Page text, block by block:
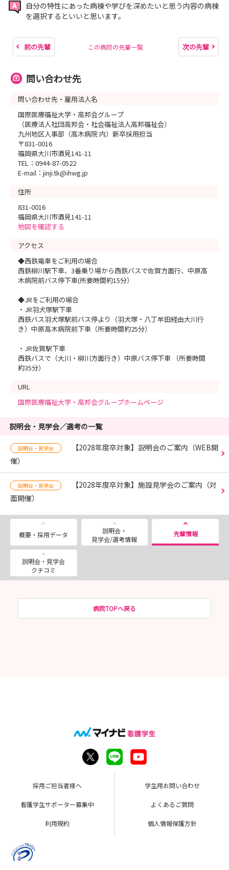
自分の特性にあった病棟や学びを深めたいと思う内容の病棟
を選択するといいと思います。
前の先輩 この病院の先輩一覧 次の先輩
問い合わせ先
問い合わせ先・雇用法人名
国際医療福祉大学・高邦会グループ
（医療法人社団高邦会・社会福祉法人高邦福祉会）
九州地区人事部（高木病院 内）新卒採用担当
〒831-0016
福岡県大川市酒見141-11
TEL：0944-87-0522
E-mail：jinji.tk@ihwg.jp
住所
831-0016
福岡県大川市酒見141-11
地図を確認する
アクセス
◆西鉄電車をご利用の場合
西鉄柳川駅下車、3番乗り場から西鉄バスで佐賀方面行、中原高
木病院前バス停下車(所要時間約15分）
◆JRをご利用の場合
・JR羽犬塚駅下車
西鉄バス羽犬塚駅前バス停より（羽犬塚・八丁牟田経由大川行
き）中原高木病院前下車（所要時間約25分）
・JR佐賀駅下車
西鉄バスで（大川・柳川方面行き）中原バス停下車 （所要時間
約35分）
URL
国際医療福祉大学・高邦会グループホームページ
説明会・見学会／選考の一覧
説明会・見学会
【2028年度卒対象】説明会のご案内（WEB開
催）
説明会・見学会
【2028年度卒対象】施設見学会のご案内（対
面開催）
概要・採用データ
説明会・
見学会/選考情報
先輩情報
説明会・見学会
クチコミ
病院TOPへ戻る
採用ご担当者様へ 学生用お問い合わせ
看護学生サポーター募集中 よくあるご質問
利用規約 個人情報保護方針